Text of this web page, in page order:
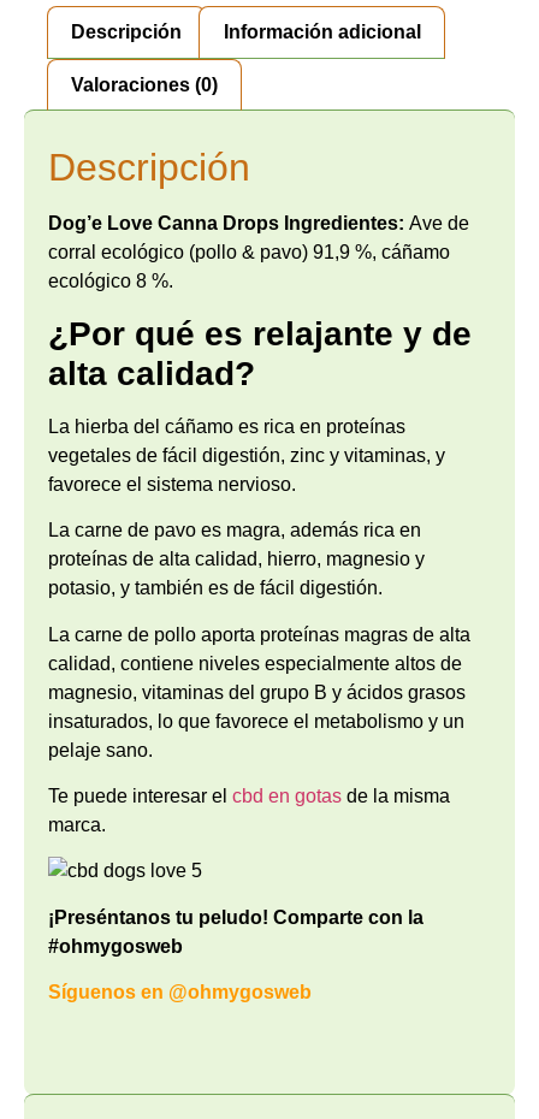
Descripción Información adicional
Valoraciones (0)
Descripción
Dog’e Love Canna Drops Ingredientes: Ave de
corral ecológico (pollo & pavo) 91,9 %, cáñamo
ecológico 8 %.
¿Por qué es relajante y de
alta calidad?
La hierba del cáñamo es rica en proteínas
vegetales de fácil digestión, zinc y vitaminas, y
favorece el sistema nervioso.
La carne de pavo es magra, además rica en
proteínas de alta calidad, hierro, magnesio y
potasio, y también es de fácil digestión.
La carne de pollo aporta proteínas magras de alta
calidad, contiene niveles especialmente altos de
magnesio, vitaminas del grupo B y ácidos grasos
insaturados, lo que favorece el metabolismo y un
pelaje sano.
Te puede interesar el cbd en gotas de la misma
marca.
¡Preséntanos tu peludo! Comparte con la
#ohmygosweb
Síguenos en @ohmygosweb